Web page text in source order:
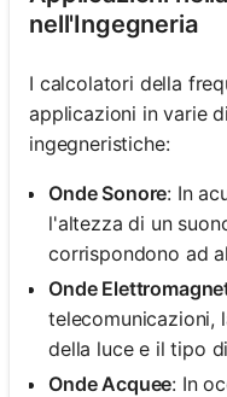
nell'Ingegneria
I calcolatori della
applicazioni in varie
ingegneristiche:
Onde Sonore: In
l'altezza di un
corrispondono ad
Onde
telecomunicazioni,
della luce e il tipo
Onde Acquee: In